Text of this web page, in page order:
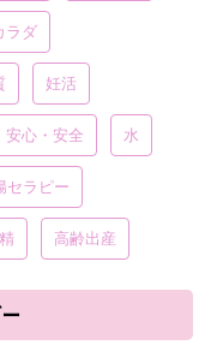
ラダ
妊活
安心・安全 水
セラピー
高齢出産